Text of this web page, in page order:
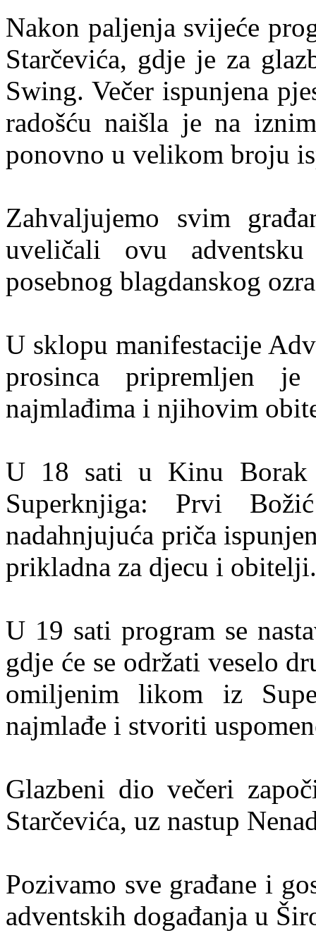
Nakon paljenja svijeće
Starčevića, gdje je za
Swing. Večer ispunjena
radošću naišla je na
ponovno u velikom broju
Zahvaljujemo svim
uveličali ovu
posebnog blagdanskog
U sklopu manifestacije
prosinca pripremljen je
najmlađima i njihovim
U 18 sati u Kinu Borak
Superknjiga: Prvi
nadahnjujuća priča
prikladna za djecu i obitelji.
U 19 sati program se
gdje će se održati veselo
omiljenim likom iz
najmlađe i stvoriti
Glazbeni dio večeri
Starčevića, uz nastup
Pozivamo sve građane i
adventskih događanja u